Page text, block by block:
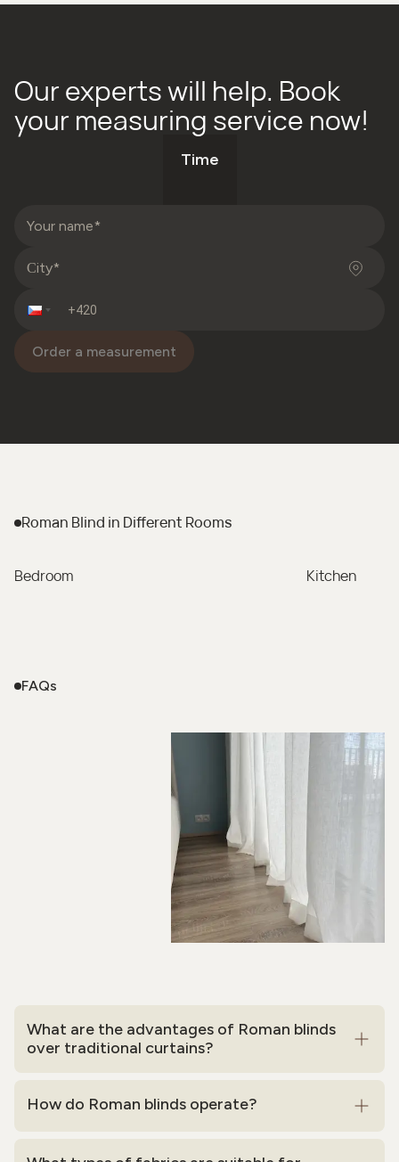
Order a measurement
Time
Our experts will help. Book
your measuring service now!
Roman Blind in Different Rooms
Bedroom Kitchen
FAQs
What are the advantages of Roman blinds
over traditional curtains?
How do Roman blinds operate?